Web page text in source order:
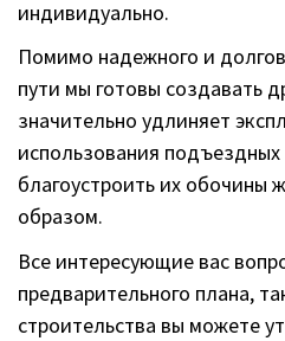
индивидуально.
Помимо надежного и
пути мы готовы создавать
значительно удлиняет
использования
благоустроить их обочины
образом.
Все интересующие вас
предварительного плана,
строительства вы можете